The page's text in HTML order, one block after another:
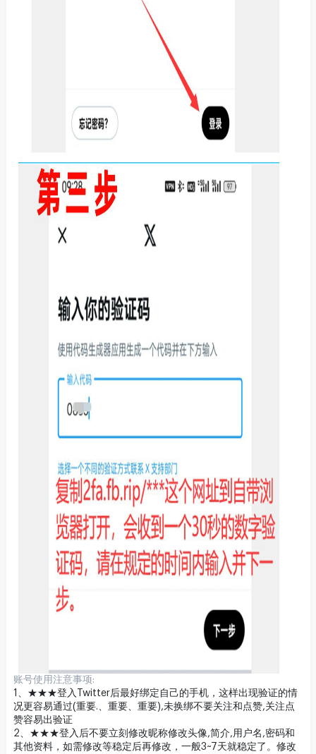
账号使用注意事项:
1、★★★登入Twitter后最好绑定自己的手机，这样出现验证的情
况更容易通过(重要.、重要、重要),未换绑不要关注和点赞,关注点
赞容易出验证
2、★★★登入后不要立刻修改昵称修改头像,简介,用户名,密码和
其他资料，如需修改等稳定后再修改，一般3~7天就稳定了。修改